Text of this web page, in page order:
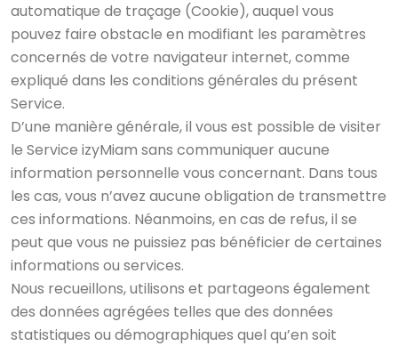
automatique de traçage (Cookie), auquel vous
pouvez faire obstacle en modifiant les paramètres
concernés de votre navigateur internet, comme
expliqué dans les conditions générales du présent
Service.
D’une manière générale, il vous est possible de visiter
le Service izyMiam sans communiquer aucune
information personnelle vous concernant. Dans tous
les cas, vous n’avez aucune obligation de transmettre
ces informations. Néanmoins, en cas de refus, il se
peut que vous ne puissiez pas bénéficier de certaines
informations ou services.
Nous recueillons, utilisons et partageons également
des données agrégées telles que des données
statistiques ou démographiques quel qu’en soit